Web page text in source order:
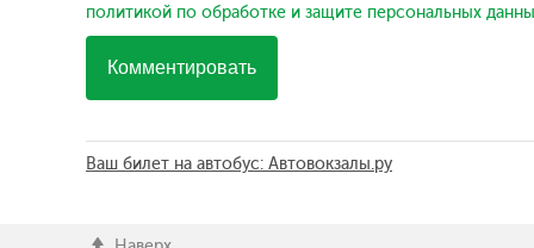
политикой по обработке и защите персональных
Комментировать
Ваш билет на автобус: Автовокзалы.ру